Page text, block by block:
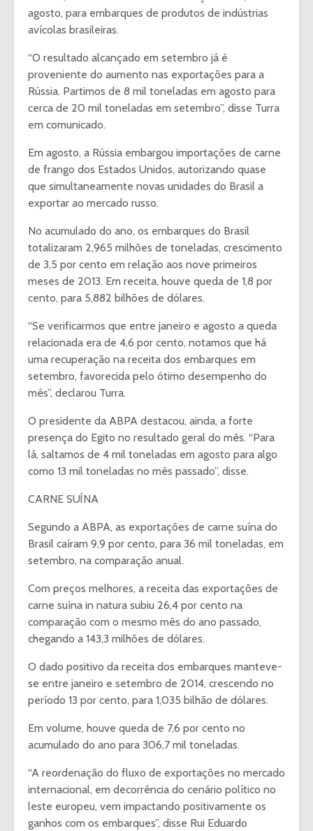
agosto, para embarques de produtos de indústrias
avícolas brasileiras.
“O resultado alcançado em setembro já é
proveniente do aumento nas exportações para a
Rússia. Partimos de 8 mil toneladas em agosto para
cerca de 20 mil toneladas em setembro”, disse Turra
em comunicado.
Em agosto, a Rússia embargou importações de carne
de frango dos Estados Unidos, autorizando quase
que simultaneamente novas unidades do Brasil a
exportar ao mercado russo.
No acumulado do ano, os embarques do Brasil
totalizaram 2,965 milhões de toneladas, crescimento
de 3,5 por cento em relação aos nove primeiros
meses de 2013. Em receita, houve queda de 1,8 por
cento, para 5,882 bilhões de dólares.
“Se verificarmos que entre janeiro e agosto a queda
relacionada era de 4,6 por cento, notamos que há
uma recuperação na receita dos embarques em
setembro, favorecida pelo ótimo desempenho do
mês”, declarou Turra.
O presidente da ABPA destacou, ainda, a forte
presença do Egito no resultado geral do mês. “Para
lá, saltamos de 4 mil toneladas em agosto para algo
como 13 mil toneladas no mês passado”, disse.
CARNE SUÍNA
Segundo a ABPA, as exportações de carne suína do
Brasil caíram 9,9 por cento, para 36 mil toneladas, em
setembro, na comparação anual.
Com preços melhores, a receita das exportações de
carne suína in natura subiu 26,4 por cento na
comparação com o mesmo mês do ano passado,
chegando a 143,3 milhões de dólares.
O dado positivo da receita dos embarques manteve-
se entre janeiro e setembro de 2014, crescendo no
período 13 por cento, para 1,035 bilhão de dólares.
Em volume, houve queda de 7,6 por cento no
acumulado do ano para 306,7 mil toneladas.
“A reordenação do fluxo de exportações no mercado
internacional, em decorrência do cenário político no
leste europeu, vem impactando positivamente os
ganhos com os embarques”, disse Rui Eduardo